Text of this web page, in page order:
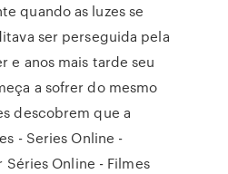
quando as luzes se
ser perseguida pela
e anos mais tarde seu
a sofrer do mesmo
descobrem que a
- Series Online -
Séries Online - Filmes